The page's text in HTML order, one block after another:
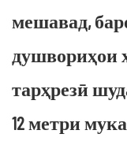
мешавад,
душвориҳои
тарҳрезӣ
12 метри